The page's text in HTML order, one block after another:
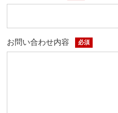
お問い合わせ内容 必須